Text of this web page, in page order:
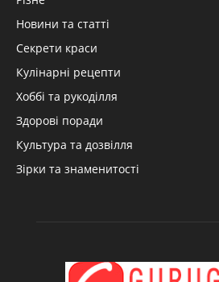
Новини та статті
Секрети краси
Кулінарні рецепти
Хоббі та рукоділля
Здорові поради
Культура та дозвілля
Зірки та знаменитості